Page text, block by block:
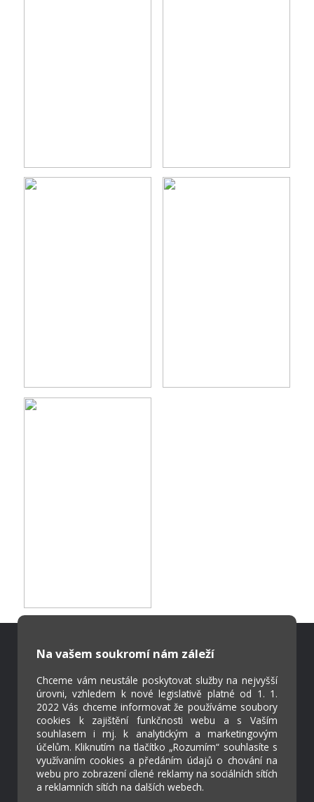
Na vašem soukromí nám záleží
Chceme vám neustále poskytovat služby na nejvyšší
úrovni, vzhledem k nové legislativě platné od 1. 1.
2022 Vás chceme informovat že používáme soubory
cookies k zajištění funkčnosti webu a s Vaším
souhlasem i mj. k analytickým a marketingovým
účelům. Kliknutím na tlačítko „Rozumím“ souhlasíte s
využívaním cookies a předáním údajů o chování na
webu pro zobrazení cílené reklamy na sociálních sítích
a reklamních sítích na dalších webech.
Strava.cz
Kontakty
Projekty
Virtuální prohlídka